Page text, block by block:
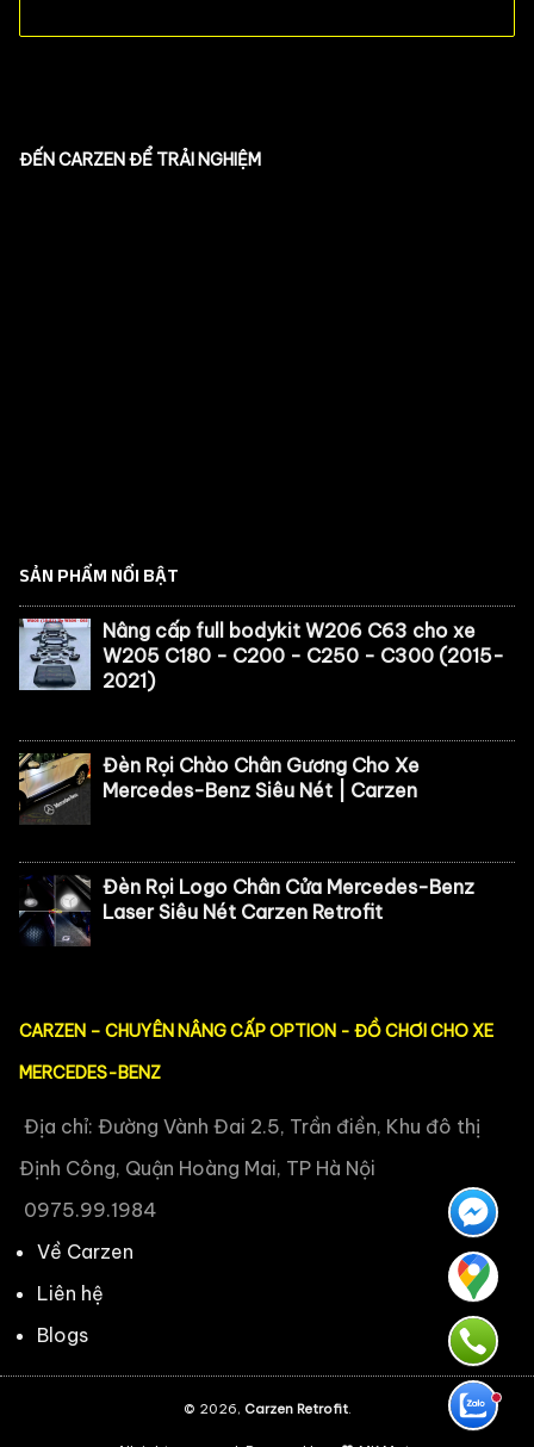
ĐẾN CARZEN ĐỂ TRẢI NGHIỆM
SẢN PHẨM NỔI BẬT
Nâng cấp full bodykit W206 C63 cho xe
W205 C180 - C200 - C250 - C300 (2015-
2021)
Đèn Rọi Chào Chân Gương Cho Xe
Mercedes-Benz Siêu Nét | Carzen
Đèn Rọi Logo Chân Cửa Mercedes-Benz
Laser Siêu Nét Carzen Retrofit
CARZEN – CHUYÊN NÂNG CẤP OPTION - ĐỒ CHƠI CHO XE
MERCEDES-BENZ
Địa chỉ: Đường Vành Đai 2.5, Trần điền, Khu đô thị
Định Công, Quận Hoàng Mai, TP Hà Nội
0975.99.1984
Về Carzen
Liên hệ
Blogs
© 2026, Carzen Retrofit.